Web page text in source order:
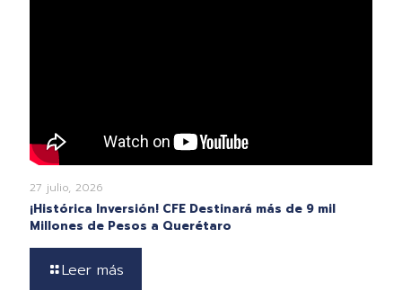
27 julio, 2026
¡Histórica Inversión! CFE Destinará más de 9 mil
Millones de Pesos a Querétaro
Leer más